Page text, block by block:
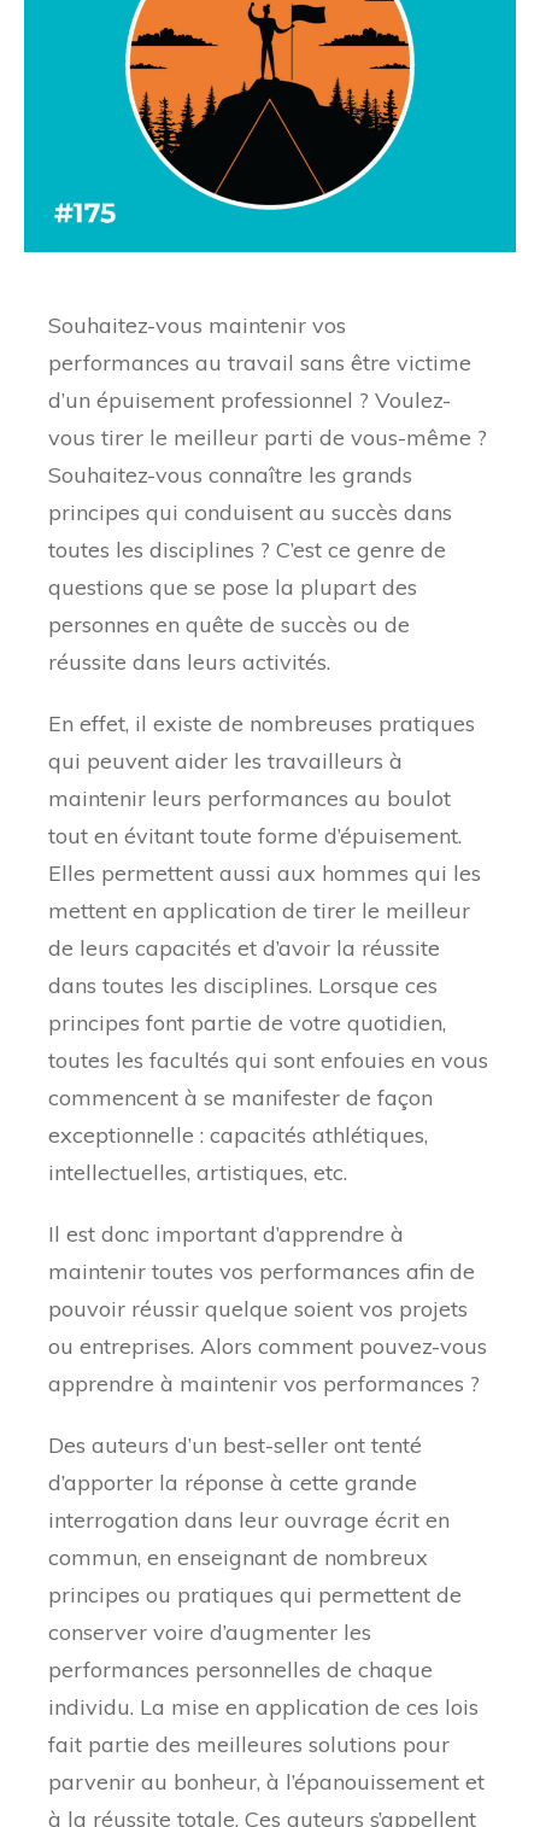
Souhaitez-vous maintenir vos
performances au travail sans être victime
d’un épuisement professionnel ? Voulez-
vous tirer le meilleur parti de vous-même ?
Souhaitez-vous connaître les grands
principes qui conduisent au succès dans
toutes les disciplines ? C’est ce genre de
questions que se pose la plupart des
personnes en quête de succès ou de
réussite dans leurs activités.
En effet, il existe de nombreuses pratiques
qui peuvent aider les travailleurs à
maintenir leurs performances au boulot
tout en évitant toute forme d’épuisement.
Elles permettent aussi aux hommes qui les
mettent en application de tirer le meilleur
de leurs capacités et d’avoir la réussite
dans toutes les disciplines. Lorsque ces
principes font partie de votre quotidien,
toutes les facultés qui sont enfouies en vous
commencent à se manifester de façon
exceptionnelle : capacités athlétiques,
intellectuelles, artistiques, etc.
Il est donc important d’apprendre à
maintenir toutes vos performances afin de
pouvoir réussir quelque soient vos projets
ou entreprises. Alors comment pouvez-vous
apprendre à maintenir vos performances ?
Des auteurs d’un best-seller ont tenté
d’apporter la réponse à cette grande
interrogation dans leur ouvrage écrit en
commun, en enseignant de nombreux
principes ou pratiques qui permettent de
conserver voire d’augmenter les
performances personnelles de chaque
individu. La mise en application de ces lois
fait partie des meilleures solutions pour
parvenir au bonheur, à l’épanouissement et
à la réussite totale. Ces auteurs s’appellent